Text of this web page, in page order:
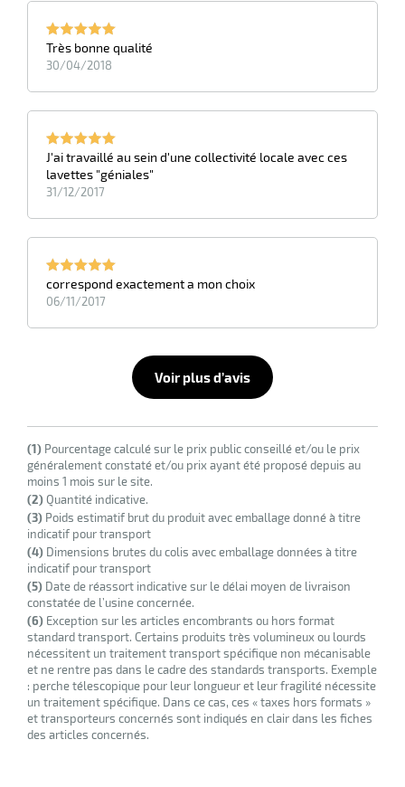
Très bonne qualité
30/04/2018
J'ai travaillé au sein d'une collectivité locale avec ces
lavettes "géniales"
31/12/2017
correspond exactement a mon choix
06/11/2017
Voir plus d’avis
(1) Pourcentage calculé sur le prix public conseillé et/ou le prix
généralement constaté et/ou prix ayant été proposé depuis au
moins 1 mois sur le site.
(2)Quantité indicative.
(3) Poids estimatif brut du produit avec emballage donné à titre
indicatif pour transport
(4) Dimensions brutes du colis avec emballage données à titre
indicatif pour transport
(5) Date de réassort indicative sur le délai moyen de livraison
constatée de l’usine concernée.
(6) Exception sur les articles encombrants ou hors format
standard transport. Certains produits très volumineux ou lourds
nécessitent un traitement transport spécifique non mécanisable
et ne rentre pas dans le cadre des standards transports. Exemple
: perche télescopique pour leur longueur et leur fragilité nécessite
un traitement spécifique. Dans ce cas, ces « taxes hors formats »
et transporteurs concernés sont indiqués en clair dans les fiches
des articles concernés.